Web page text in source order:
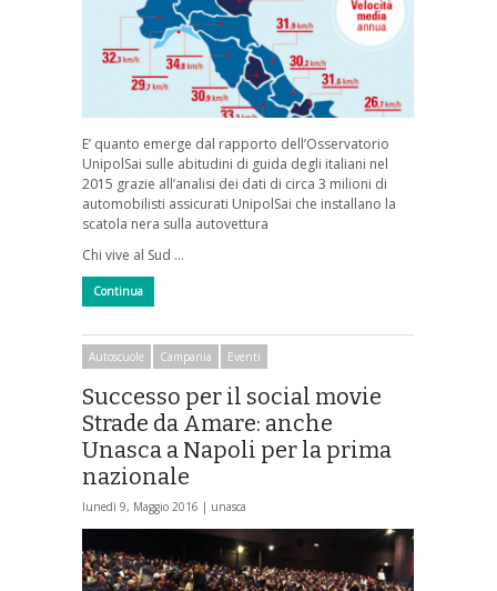
E’ quanto emerge dal rapporto dell’Osservatorio
UnipolSai sulle abitudini di guida degli italiani nel
2015 grazie all’analisi dei dati di circa 3 milioni di
automobilisti assicurati UnipolSai che installano la
scatola nera sulla autovettura
Chi vive al Sud …
Continua
Autoscuole Campania Eventi
Successo per il social movie
Strade da Amare: anche
Unasca a Napoli per la prima
nazionale
lunedì 9, Maggio 2016 | unasca